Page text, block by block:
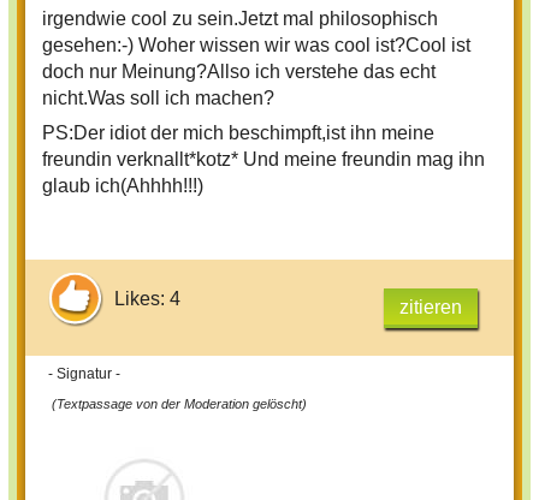
irgendwie cool zu sein.Jetzt mal philosophisch
gesehen:-) Woher wissen wir was cool ist?Cool ist
doch nur Meinung?Allso ich verstehe das echt
nicht.Was soll ich machen?
PS:Der idiot der mich beschimpft,ist ihn meine
freundin verknallt*kotz* Und meine freundin mag ihn
glaub ich(Ahhhh!!!)
Likes: 4 zitieren
- Signatur -
(Textpassage von der Moderation gelöscht)